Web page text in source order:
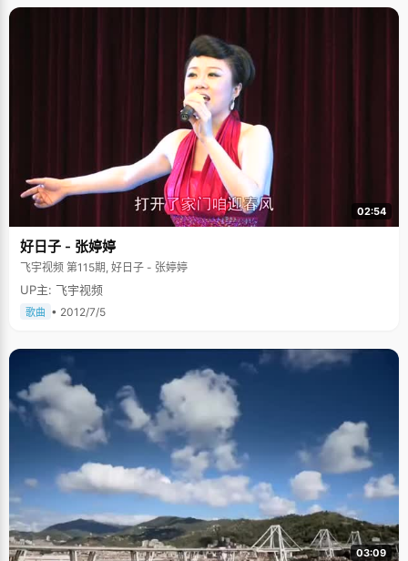
02:54
好日子 - 张婷婷
飞宇视频 第115期, 好日子 - 张婷婷
UP主: 飞宇视频
歌曲 • 2012/7/5
03:09